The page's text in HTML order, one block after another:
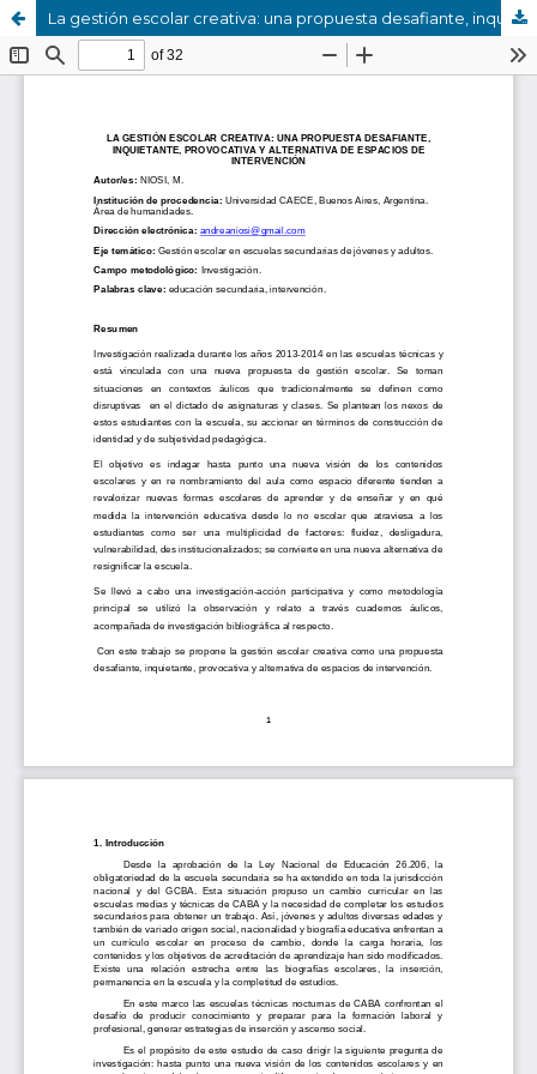
La gestión escolar creativa: una propuesta desafiante, inquietante, provocativa y alternativa de espacios de intervención